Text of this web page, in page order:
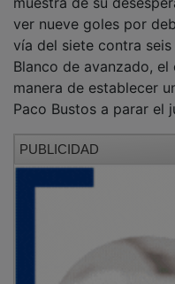
ver nueve goles por
vía del siete contra
Blanco de avanzado, el
manera de establecer
Paco Bustos a parar el